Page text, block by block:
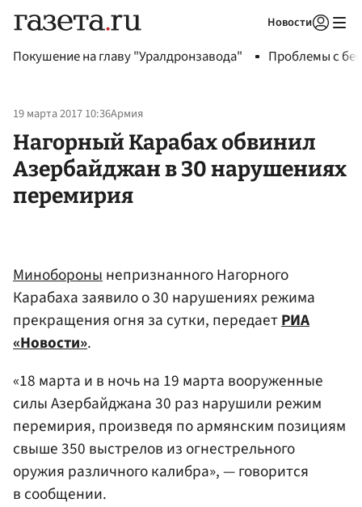
Новости
Покушение на главу "Уралдронзавода" Проблемы с
19 марта 2017 10:36Армия
Нагорный Карабах обвинил
Азербайджан в 30 нарушениях
перемирия
Миноборонынепризнанного Нагорного
Карабаха заявило о 30 нарушениях режима
прекращения огня за сутки, передаетРИА
«Новости».
«18 марта и в ночь на 19 марта вооруженные
силы Азербайджана 30 раз нарушили режим
перемирия, произведя по армянским позициям
свыше 350 выстрелов из огнестрельного
оружия различного калибра», — говорится
в сообщении.